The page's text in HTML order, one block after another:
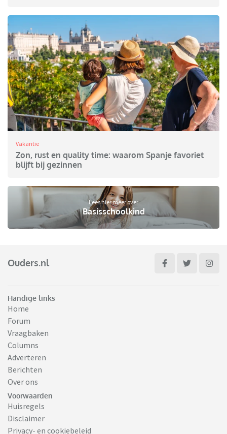
Vakantie
Zon, rust en quality time: waarom Spanje favoriet
blijft bij gezinnen
Lees hier meer over
Basisschoolkind
Ouders.nl
Handige links
Home
Forum
Vraagbaken
Columns
Adverteren
Berichten
Over ons
Voorwaarden
Huisregels
Disclaimer
Privacy- en cookiebeleid